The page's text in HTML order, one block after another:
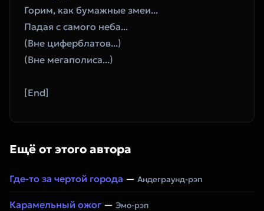
Горим, как бумажные змеи...
Падая с самого неба...
(Вне циферблатов...)
(Вне мегаполиса...)
[End]
Ещё от этого автора
Где-то за чертой города — Андеграунд-рэп
Карамельный ожог — Эмо-рэп